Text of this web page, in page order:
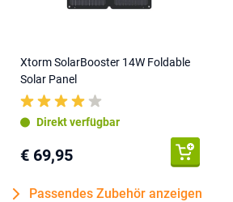
Xtorm SolarBooster 14W Foldable
Solar Panel
Direkt verfügbar
€ 69,95
Passendes Zubehör anzeigen